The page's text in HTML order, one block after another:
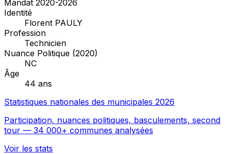
Mandat 2020-2026
Identité
Florent PAULY
Profession
Technicien
Nuance Politique (2020)
NC
Âge
44 ans
Statistiques nationales des municipales 2026
Participation, nuances politiques, basculements, second
tour — 34 000+ communes analysées
Voir les stats